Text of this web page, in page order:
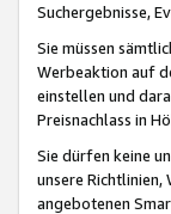
Suchergebnisse,
Sie müssen
Werbeaktion auf
einstellen und
Preisnachlass in
Sie dürfen keine
unsere
angebotenen